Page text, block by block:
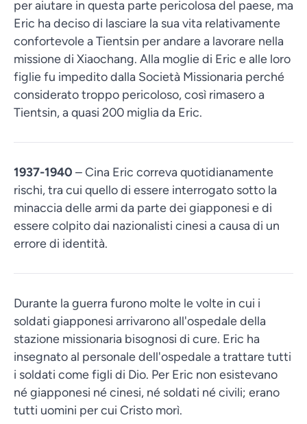
per aiutare in questa parte pericolosa del paese, ma
Eric ha deciso di lasciare la sua vita relativamente
confortevole a Tientsin per andare a lavorare nella
missione di Xiaochang. Alla moglie di Eric e alle loro
figlie fu impedito dalla Società Missionaria perché
considerato troppo pericoloso, così rimasero a
Tientsin, a quasi 200 miglia da Eric.
1937-1940 – Cina Eric correva quotidianamente
rischi, tra cui quello di essere interrogato sotto la
minaccia delle armi da parte dei giapponesi e di
essere colpito dai nazionalisti cinesi a causa di un
errore di identità.
Durante la guerra furono molte le volte in cui i
soldati giapponesi arrivarono all'ospedale della
stazione missionaria bisognosi di cure. Eric ha
insegnato al personale dell'ospedale a trattare tutti
i soldati come figli di Dio. Per Eric non esistevano
né giapponesi né cinesi, né soldati né civili; erano
tutti uomini per cui Cristo morì.